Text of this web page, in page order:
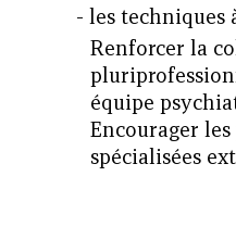
- les techniques
Renforcer la
équipe
Encourager
spécialisées